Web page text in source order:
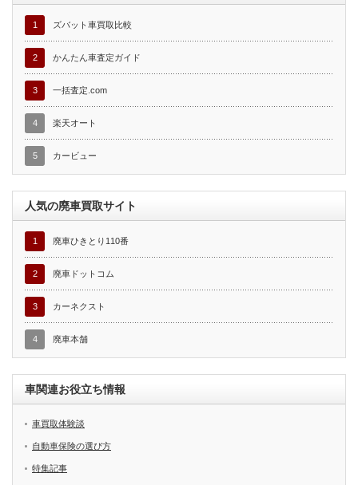
1 ズバット車買取比較
2 かんたん車査定ガイド
3 一括査定.com
4 楽天オート
5 カービュー
人気の廃車買取サイト
1 廃車ひきとり110番
2 廃車ドットコム
3 カーネクスト
4 廃車本舗
車関連お役立ち情報
車買取体験談
自動車保険の選び方
特集記事